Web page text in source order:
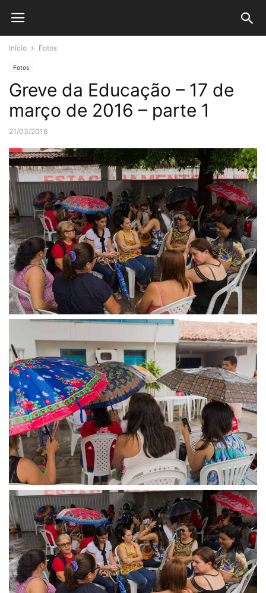
Início Fotos
Fotos
Greve da Educação – 17 de
março de 2016 – parte 1
21/03/2016